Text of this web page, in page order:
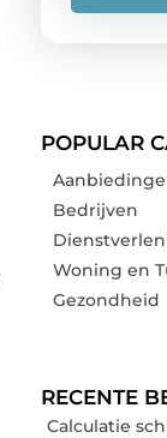
POPULAR
Bedrijven
Woning en
Gezondheid
RECENTE
Calculatie